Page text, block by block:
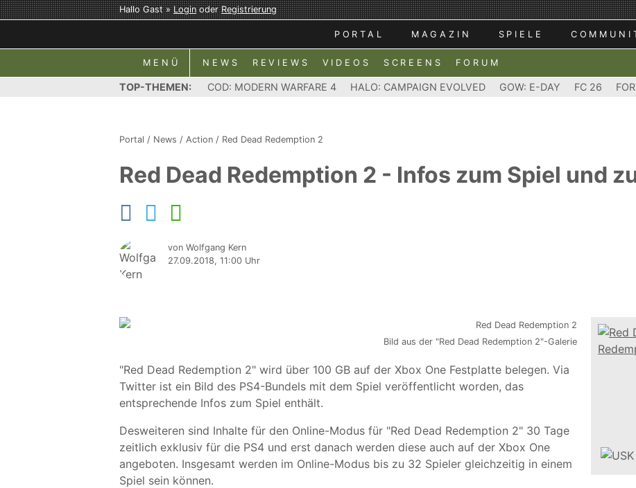
Hallo Gast »LoginoderRegistrierung
PORTAL MAGAZIN SPIELE
MENÜ NEWS REVIEWS VIDEOS SCREENS FORUM
TOP-THEMEN: COD: MODERN WARFARE 4 HALO: CAMPAIGN EVOLVED GOW: E-DAY FC 26
Portal / News / Action / Red Dead Redemption 2
Red Dead Redemption 2 - Infos zum Spiel und
von Wolfgang Kern
27.09.2018, 11:00 Uhr
Bild aus der "Red Dead Redemption 2"-Galerie
"Red Dead Redemption 2" wird über 100 GB auf der Xbox One Festplatte belegen. Via
Twitter ist ein Bild des PS4-Bundels mit dem Spiel veröffentlicht worden, das
entsprechende Infos zum Spiel enthält.
Desweiteren sind Inhalte für den Online-Modus für "Red Dead Redemption 2" 30 Tage
zeitlich exklusiv für die PS4 und erst danach werden diese auch auf der Xbox One
angeboten. Insgesamt werden im Online-Modus bis zu 32 Spieler gleichzeitig in einem
Spiel sein können.